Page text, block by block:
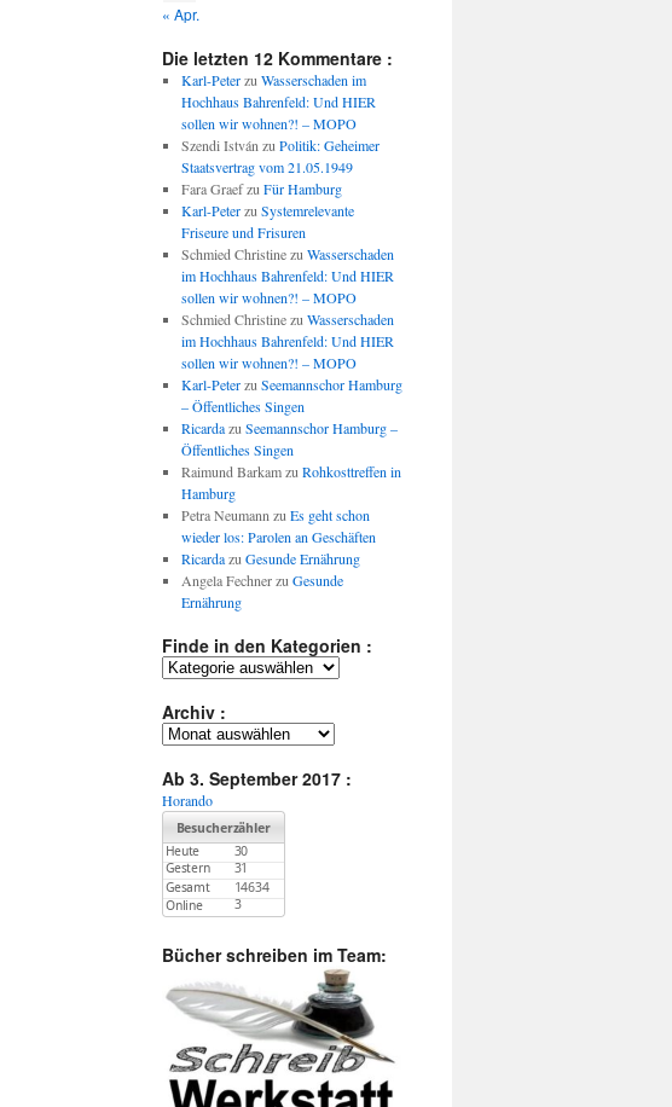
« Apr.
Die letzten 12 Kommentare :
Karl-Peterzu Wasserschaden im
Hochhaus Bahrenfeld: Und HIER
sollen wir wohnen?! – MOPO
Szendi István zu Politik: Geheimer
Staatsvertrag vom 21.05.1949
Fara Graefzu Für Hamburg
Karl-Peterzu Systemrelevante
Friseure und Frisuren
Schmied Christinezu Wasserschaden
im Hochhaus Bahrenfeld: Und HIER
sollen wir wohnen?! – MOPO
Schmied Christinezu Wasserschaden
im Hochhaus Bahrenfeld: Und HIER
sollen wir wohnen?! – MOPO
Karl-Peterzu Seemannschor Hamburg
– Öffentliches Singen
Ricardazu Seemannschor Hamburg –
Öffentliches Singen
Raimund Barkamzu Rohkosttreffen in
Hamburg
Petra Neumann zu Es geht schon
wieder los: Parolen an Geschäften
Ricardazu Gesunde Ernährung
Angela Fechnerzu Gesunde
Ernährung
Finde in den Kategorien :
Finde
den
Kategorien
Archiv :
Archiv
Ab 3. September 2017 :
Horando
Bücher schreiben im Team: